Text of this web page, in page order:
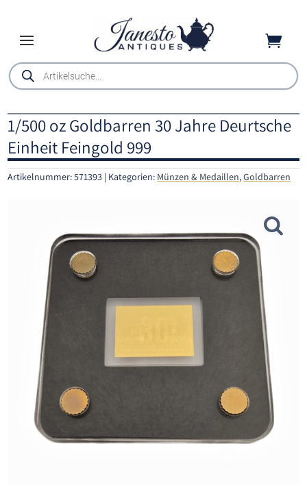

Products
search
1/500 oz Goldbarren 30 Jahre Deurtsche
Einheit Feingold 999
Artikelnummer:571393 Kategorien: Münzen & Medaillen,Goldbarren